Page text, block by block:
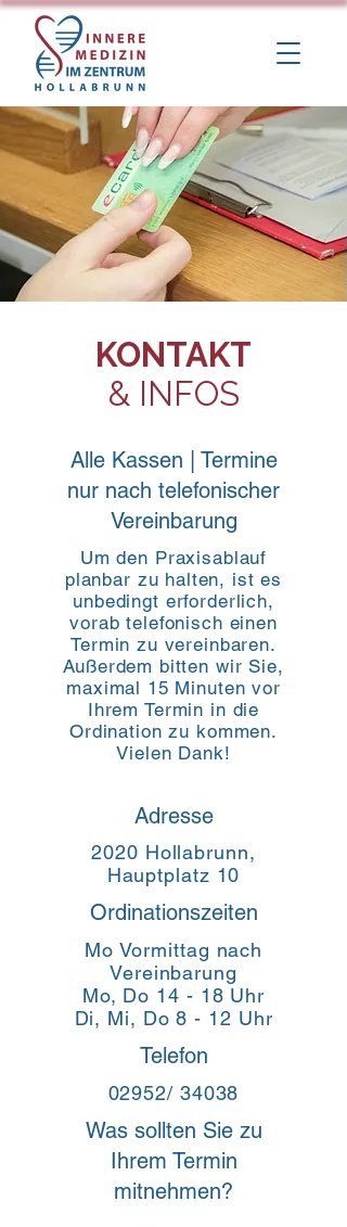
KONTAKT
& INFOS
Alle Kassen | Termine
nur nach telefonischer
Vereinbarung
Um den Praxisablauf
planbar zu halten, ist es
unbedingt erforderlich,
vorab telefonisch einen
Termin zu vereinbaren.
Außerdem bitten wir Sie,
maximal 15 Minuten vor
Ihrem Termin in die
Ordination zu kommen.
Vielen Dank!
Adresse
2020 Hollabrunn,
Hauptplatz 10
Ordinationszeiten
Mo Vormittag nach
Vereinbarung
Mo, Do 14 - 18 Uhr
Di, Mi, Do 8 - 12 Uhr
Telefon
02952/ 34038
Was sollten Sie zu
Ihrem Termin
mitnehmen?